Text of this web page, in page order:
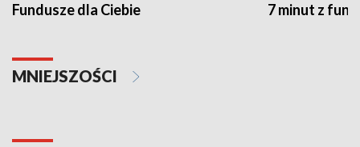
Fundusze dla Ciebie 7 minut z
MNIEJSZOŚCI